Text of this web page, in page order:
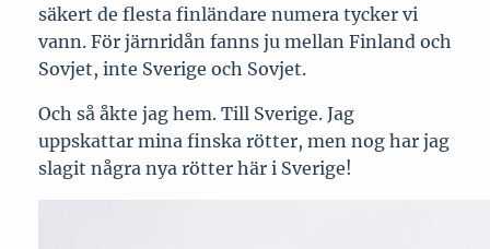
säkert de flesta finländare numera tycker vi
vann. För järnridån fanns ju mellan Finland och
Sovjet, inte Sverige och Sovjet.
Och så åkte jag hem. Till Sverige. Jag
uppskattar mina finska rötter, men nog har jag
slagit några nya rötter här i Sverige!